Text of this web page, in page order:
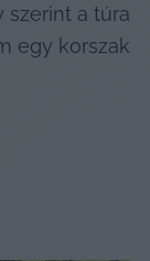
szerint a túra
egy korszak